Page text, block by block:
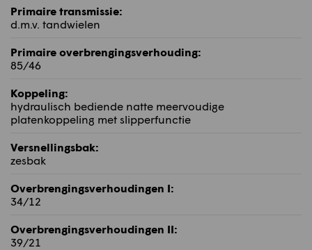
Primaire transmissie:
d.m.v. tandwielen
Primaire overbrengingsverhouding:
85/46
Koppeling:
hydraulisch bediende natte meervoudige
platenkoppeling met slipperfunctie
Versnellingsbak:
zesbak
Overbrengingsverhoudingen I:
34/12
Overbrengingsverhoudingen II:
39/21